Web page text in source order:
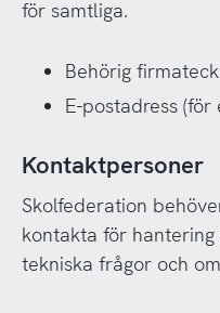
för samtliga.
Behörig
E-postadress (för
Kontaktpersoner
Skolfederation
kontakta för
tekniska frågor och